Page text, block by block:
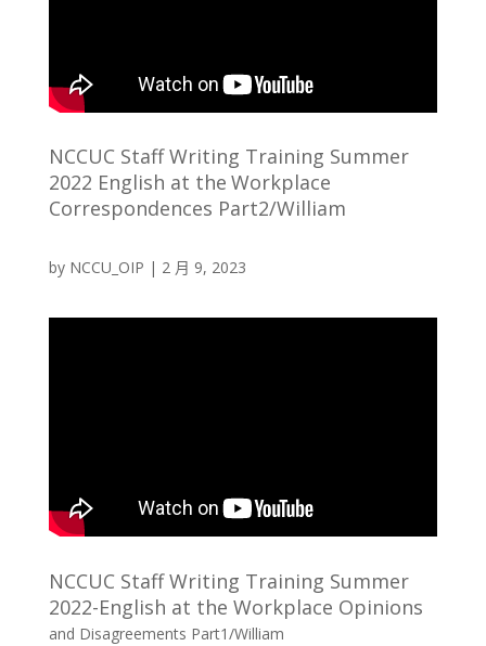
NCCUC Staff Writing Training Summer
2022 English at the Workplace
Correspondences Part2/William
by NCCU_OIP | 2 月 9, 2023
NCCUC Staff Writing Training Summer
2022-English at the Workplace Opinions
and Disagreements Part1/William